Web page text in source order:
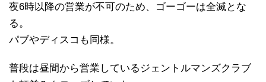
夜6時以降の営業が不可のため、ゴーゴーは全滅とな
る。
パブやディスコも同様。
普段は昼間から営業しているジェントルマンズクラブ